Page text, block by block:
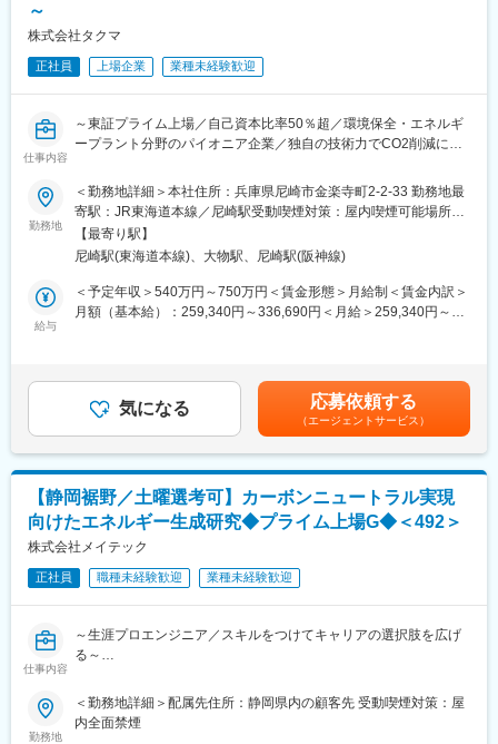
産業用小型加工機・成形機といった独自の製品・サービスから、
グループでの販売を中心とした製品・サービス、カメラのコンポ
す。また、特許取得にも積極的に取り組んでいます。
キヤノン電子は「世界のトップレベルの高収益企業になろう！」
を掲げておりリーマンショックやコロナ不況も高い利益率を維持
し乗り越えてきました。実際に、製造業の平均利益率が3～5％と
言われる中で直近10年の平均利益率は10％超と高い利益率を維持
基本にあるのは、効率化によるボトムアップ。生産性を高めるこ
とで高い利益率を達成し、その利益を工場設備や社員へ再投資す
パンへのこだわりとして技術力や品質の高さにも現れています。
変更の範囲：会社の定める業務
～
株式会社タクマ
正社員 上場企業 業種未経験歓迎
仕事内容
～東証プライム上場／自己資本比率50％超／環境保全・エネルギ
ープラント分野のパイオニア企業／独自の技術力でCO2削減にも
■職務内容：【変更の範囲：会社の定める業務】
ごみ焼却プラントのコア技術であるボイラ・燃焼器を自社技術で
製造する当社の研究部にて、脱炭素・CCUSに関する開発業務を
お任せします。
■組織構成：17名(男性：14名 、女性：3名)
発展は欠かせません。持続可能な社会の実現へ重要なミッション
を担うポジションです。
・脱炭素技術の研究開発に長年注力し、各ステークホルダーとの
との志を持った方をお待ちしております。
■当社の魅力・特徴：
◇1938年に設立した当社は、日本でいち早くボイラを作った会社
であり、環境保全・エネルギープラント分野のパイオニア企業と
して長く社会に貢献をしています。
◇海外展開も積極的であり、当社はボイラを50年前から海外へ輸
出しています。特に東南アジアの製糖工場を中心に高い知名度を
誇ります。
◇自己資本比率56.0％（2023年3月末時点）の安定した財務基盤
メンテナンスや運転管理などのアフターサービスを担う企業の財
務基盤の安定性も重要な要素となります。自己資本比率50％を超
勤務地
＜勤務地詳細＞本社住所：兵庫県尼崎市金楽寺町2-2-33 勤務地最
寄駅：JR東海道本線／尼崎駅受動喫煙対策：屋内喫煙可能場所あ
り【最寄り駅】
尼崎駅(東海道本線)、大物駅、尼崎駅(阪神線)
給与
＜予定年収＞540万円～750万円＜賃金形態＞月給制＜賃金内訳＞
月額（基本給）：259,340円～336,690円＜月給＞259,340円～
収例695万円●35歳/役職なし/扶養家族２名月給47.5万円(諸手当・
時間外30Ｈ含む)/年収例810万円賃金はあくまでも目安の金額であ
り、選考を通じて上下する可能性があります。月給(月額)は固定手
当を含めた表記です。
気になる 応募依頼する
（エージェントサービス）
【静岡裾野／土曜選考可】カーボンニュートラル実現
向けたエネルギー生成研究◆プライム上場G◆＜492＞
株式会社メイテック
正社員 職種未経験歓迎 業種未経験歓迎
仕事内容
～生涯プロエンジニア／スキルをつけてキャリアの選択肢を広げ
る～
■メイテックについて：
・上場企業・優良中堅企業1,300社と取引中。
勤務地
＜勤務地詳細＞配属先住所：静岡県内の顧客先 受動喫煙対策：屋
内全面禁煙